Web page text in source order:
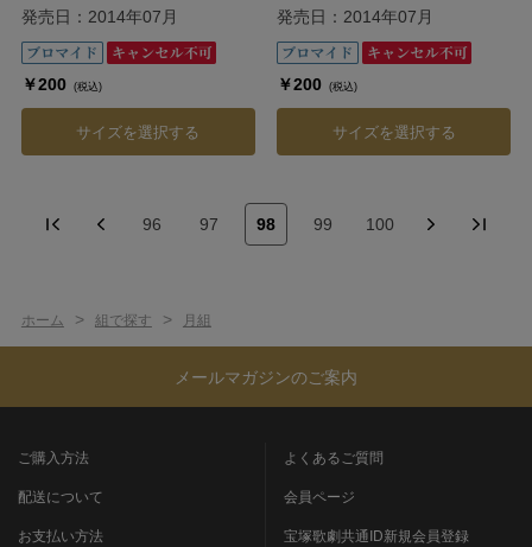
KINGDOM』
発売日：2014年07月
￥200 (税込)
サイズを選択する
『THE KINGDOM』
発売日：2014年07月
￥200 (税込)
サイズを選択する
96 97 98 99 100
ホーム > 組で探す > 月組
メールマガジンのご案内
ご購入方法
配送について
お支払い方法
よくあるご質問
会員ページ
宝塚歌劇共通ID新規会員登録